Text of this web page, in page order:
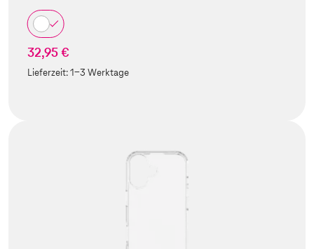
32,95 €
Lieferzeit:1-3 Werktage